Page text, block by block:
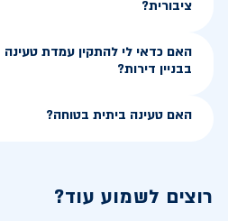
ציבורית?
האם כדאי לי להתקין עמדת טעינה
בבניין דירות?
האם טעינה ביתית בטוחה?
רוצים לשמוע עוד?